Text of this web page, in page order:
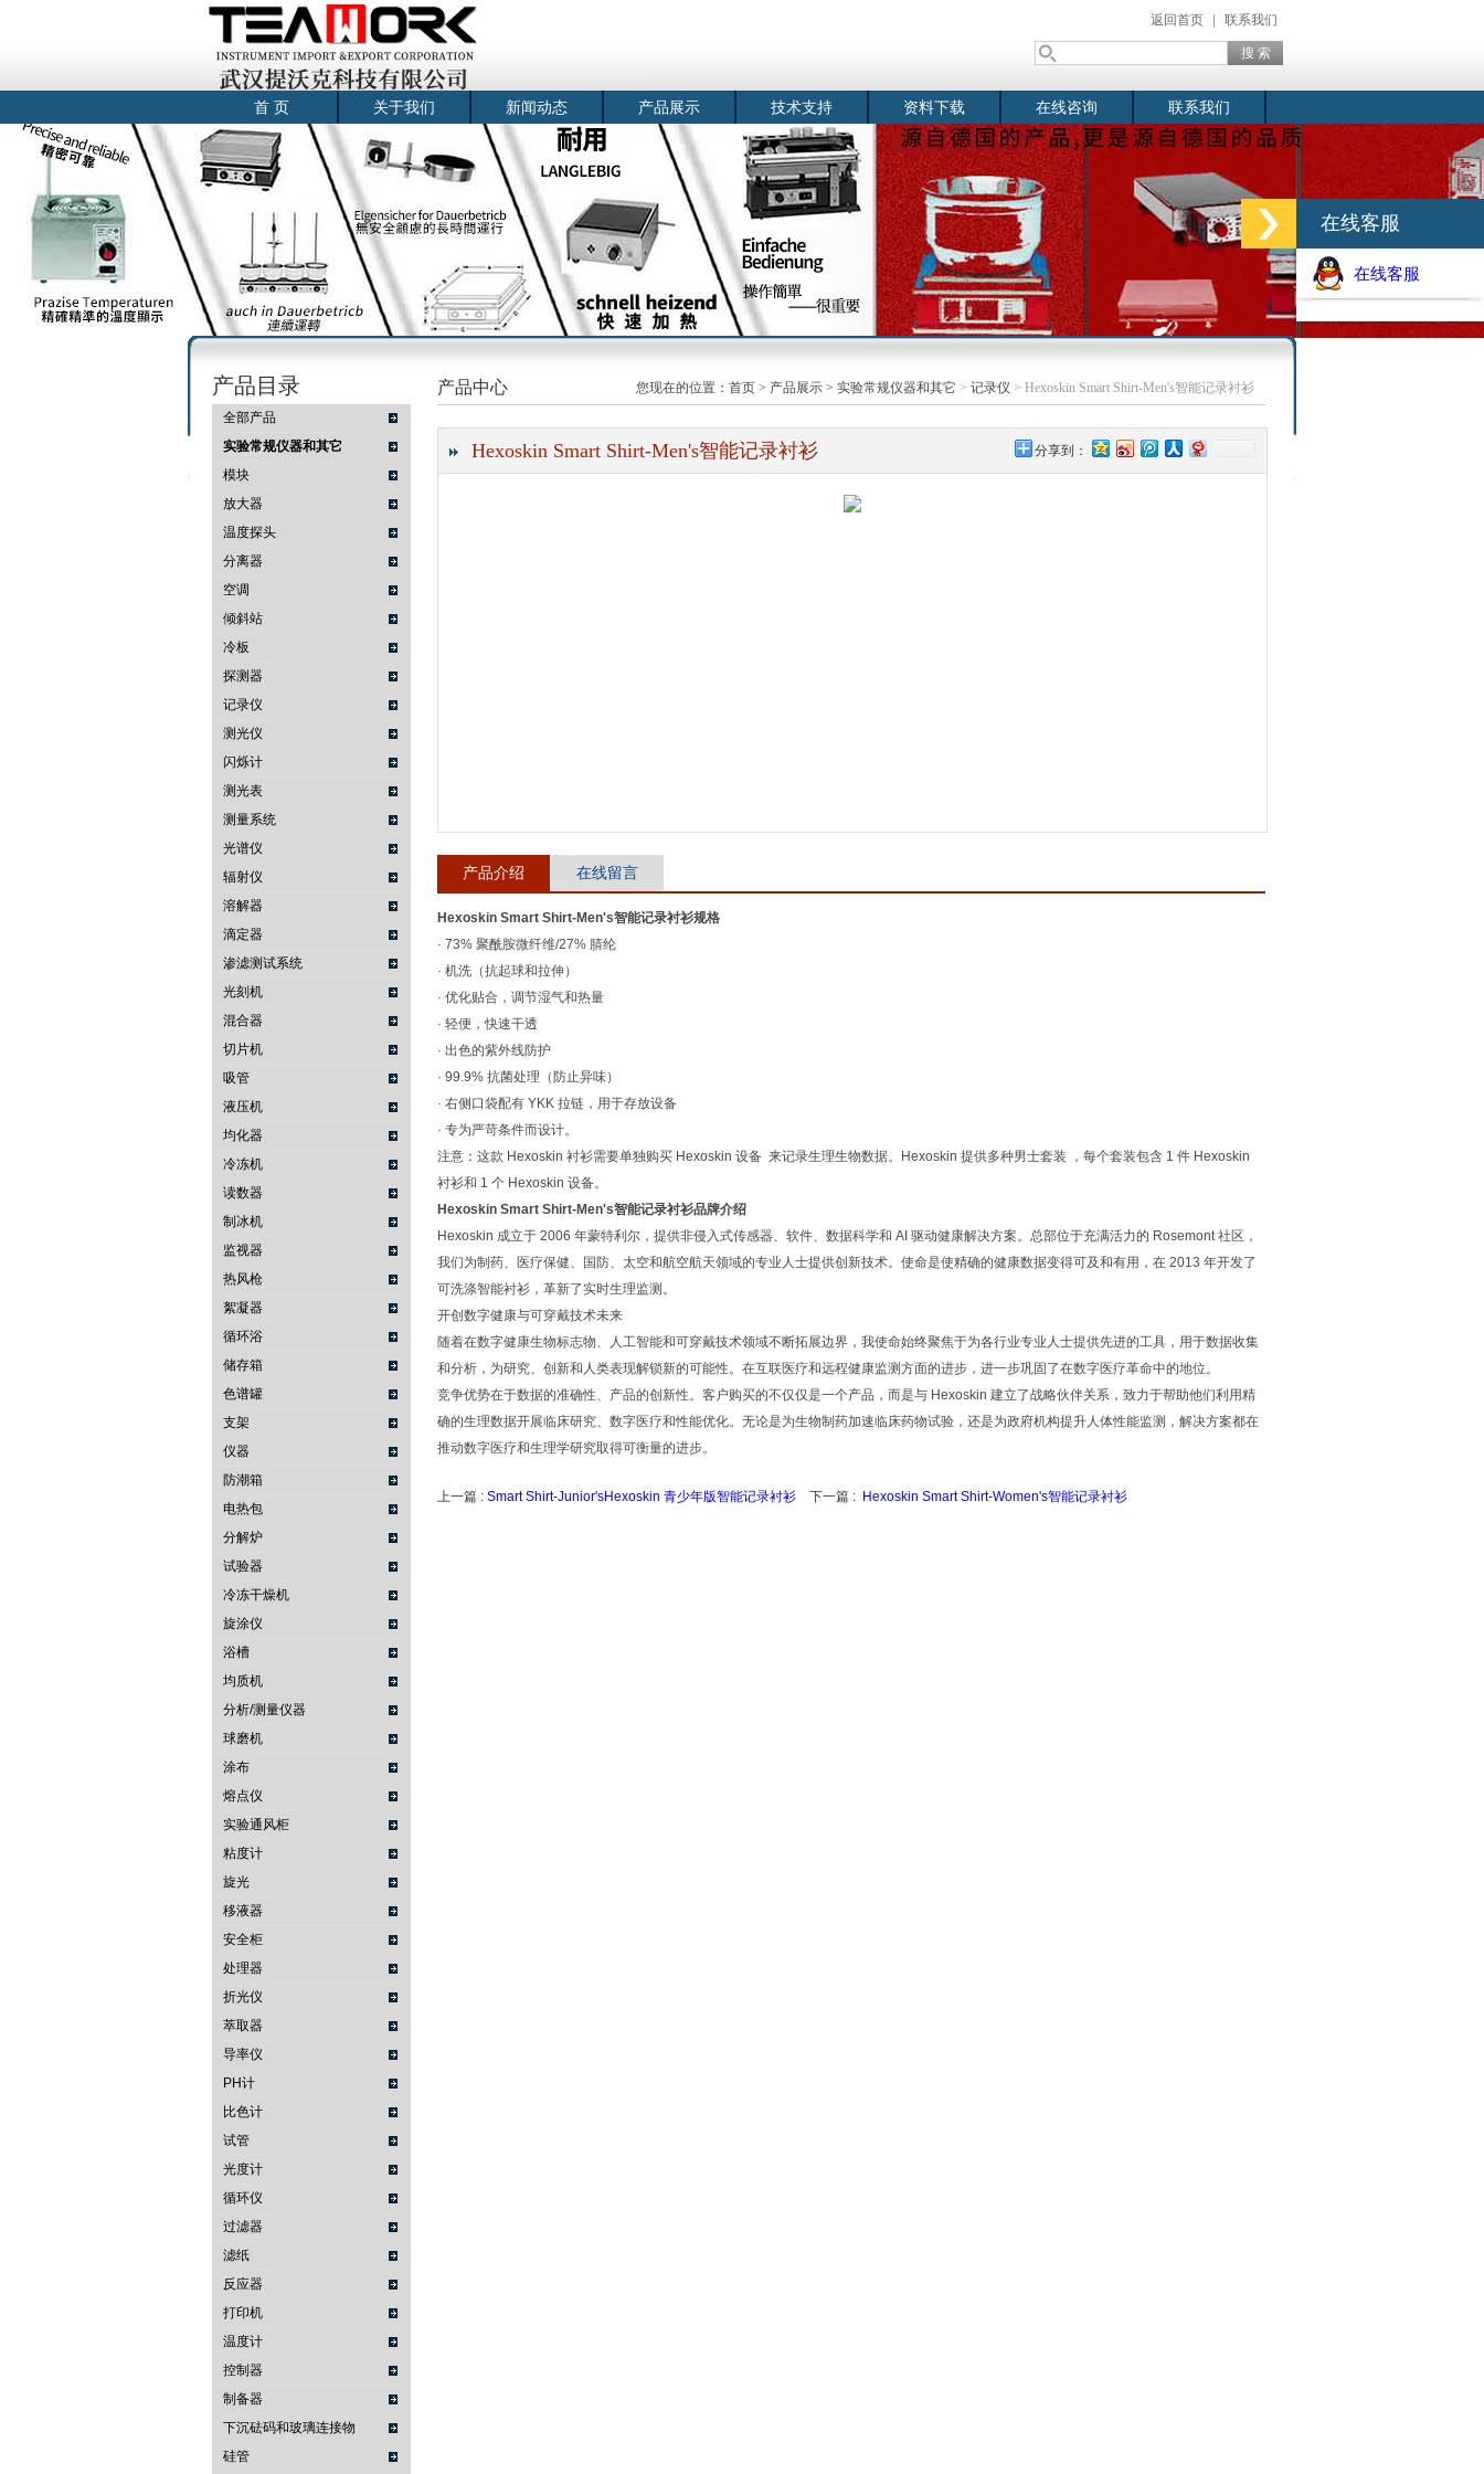
武汉提沃克科技有限公司
返回首页 联系我们
首 页 关于我们 新闻动态 产品展示 技术支持 资料下载 在线咨询 联系我们
产品目录
全部产品
实验常规仪器和其它
模块
放大器
温度探头
分离器
空调
倾斜站
冷板
探测器
记录仪
测光仪
闪烁计
测光表
测量系统
光谱仪
辐射仪
溶解器
滴定器
渗滤测试系统
光刻机
混合器
切片机
吸管
液压机
均化器
冷冻机
读数器
制冰机
监视器
热风枪
絮凝器
循环浴
储存箱
色谱罐
支架
仪器
防潮箱
电热包
分解炉
试验器
冷冻干燥机
旋涂仪
浴槽
均质机
分析/测量仪器
球磨机
涂布
熔点仪
实验通风柜
粘度计
旋光
移液器
安全柜
处理器
折光仪
萃取器
导率仪
PH计
比色计
试管
光度计
循环仪
过滤器
滤纸
反应器
打印机
温度计
控制器
制备器
下沉砝码和玻璃连接物
硅管
产品中心 您现在的位置： 首页 > 产品展示 > 实验常规仪器和其它 > 记录仪 > Hexoskin Smart Shirt-Men's智能记录衬衫
Hexoskin Smart Shirt-Men's智能记录衬衫 分享到：
产品介绍 在线留言
Hexoskin Smart Shirt-Men's智能记录衬衫规格
· 73% 聚酰胺微纤维/27% 腈纶
· 机洗（抗起球和拉伸）
· 优化贴合，调节湿气和热量
· 轻便，快速干透
· 出色的紫外线防护
· 99.9% 抗菌处理（防止异味）
· 右侧口袋配有 YKK 拉链，用于存放设备
· 专为严苛条件而设计。
注意：这款 Hexoskin 衬衫需要单独购买 Hexoskin 设备 来记录生理生物数据。Hexoskin 提供多种男士套装 ，每个套装包含 1 件 Hexoskin
衬衫和 1 个 Hexoskin 设备。
Hexoskin Smart Shirt-Men's智能记录衬衫品牌介绍
Hexoskin 成立于 2006 年蒙特利尔，提供非侵入式传感器、软件、数据科学和 AI 驱动健康解决方案。总部位于充满活力的 Rosemont 社区，
我们为制药、医疗保健、国防、太空和航空航天领域的专业人士提供创新技术。使命是使精确的健康数据变得可及和有用，在 2013 年开发了
可洗涤智能衬衫，革新了实时生理监测。
开创数字健康与可穿戴技术未来
随着在数字健康生物标志物、人工智能和可穿戴技术领域不断拓展边界，我使命始终聚焦于为各行业专业人士提供先进的工具，用于数据收集
和分析，为研究、创新和人类表现解锁新的可能性。在互联医疗和远程健康监测方面的进步，进一步巩固了在数字医疗革命中的地位。
竞争优势在于数据的准确性、产品的创新性。客户购买的不仅仅是一个产品，而是与 Hexoskin 建立了战略伙伴关系，致力于帮助他们利用精
确的生理数据开展临床研究、数字医疗和性能优化。无论是为生物制药加速临床药物试验，还是为政府机构提升人体性能监测，解决方案都在
推动数字医疗和生理学研究取得可衡量的进步。
上一篇 : Smart Shirt-Junior'sHexoskin 青少年版智能记录衬衫 下一篇 : Hexoskin Smart Shirt-Women's智能记录衬衫
在线客服
在线客服